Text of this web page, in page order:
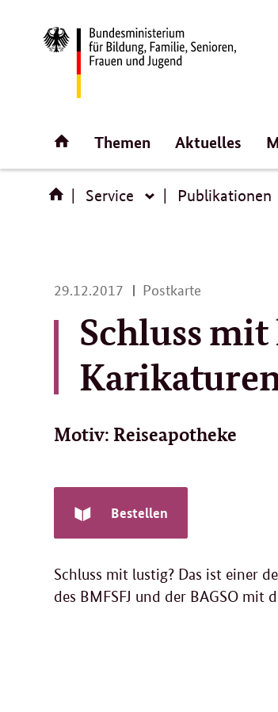
Direktlink:
Startseite
Themen Aktuelles
Service ServicePublikationen
Schluss
29.12.2017 29.
2017
Postkarte
Motiv: Reiseapotheke
Bestellen
Schluss mit lustig? Das ist einer
des BMFSFJ und der BAGSO mit